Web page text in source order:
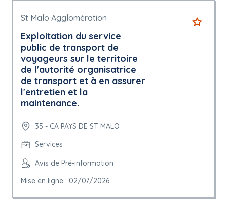
St Malo Agglomération
Exploitation du service
public de transport de
voyageurs sur le territoire
de l'autorité organisatrice
de transport et à en assurer
l'entretien et la
maintenance.
35 - CA PAYS DE ST MALO
Services
Avis de Pré-information
Mise en ligne : 02/07/2026